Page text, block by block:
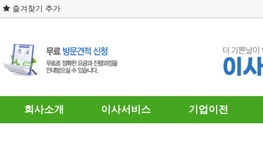
즐겨찾기 추가
회사소개 이사서비스 기업이전